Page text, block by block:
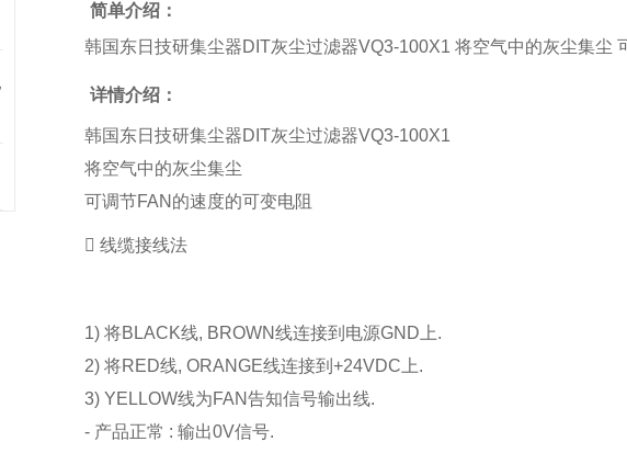
简单介绍：
韩国东日技研集尘器DIT灰尘过滤器VQ3-100X1 将空气中的灰尘集尘
详情介绍：
韩国东日技研集尘器DIT灰尘过滤器VQ3-100X1
将空气中的灰尘集尘
可调节FAN的速度的可变电阻
 线缆接线法
1) 将BLACK线, BROWN线连接到电源GND上.
2) 将RED线, ORANGE线连接到+24VDC上.
3) YELLOW线为FAN告知信号输出线.
- 产品正常 : 输出0V信号.